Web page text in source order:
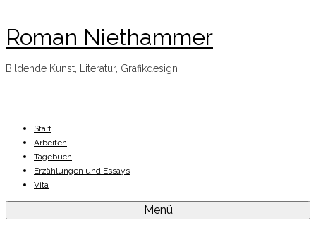
Roman Niethammer
Bildende Kunst, Literatur, Grafikdesign
Start
Arbeiten
Tagebuch
Erzählungen und Essays
Vita
Menü